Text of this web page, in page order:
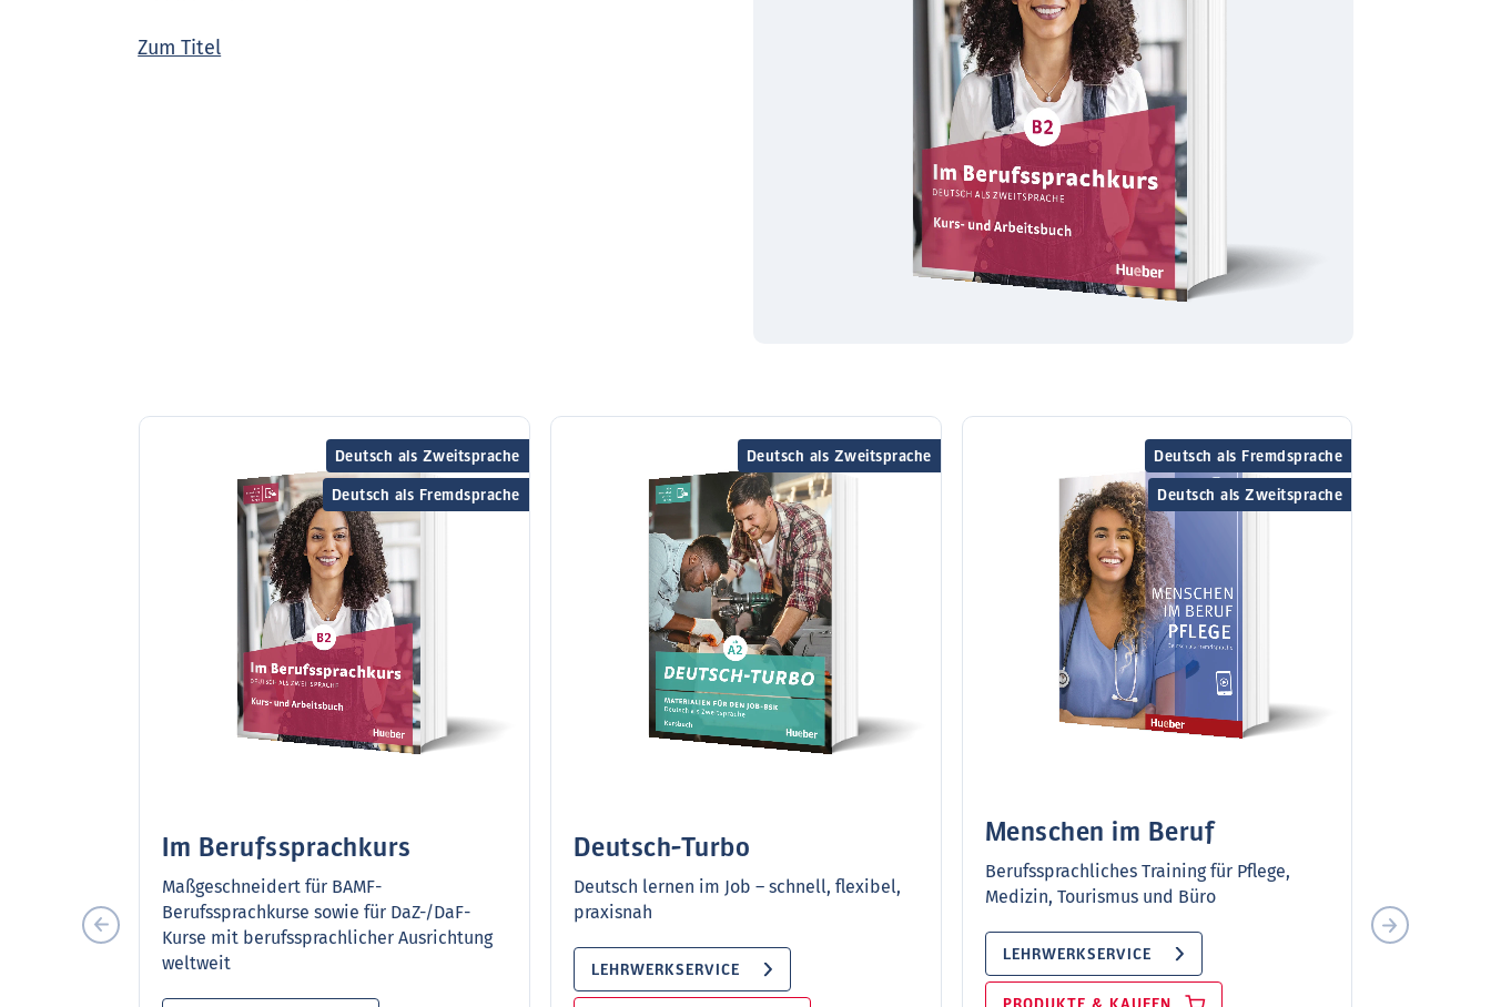
Zum Titel
Deutsch als Zweitsprache
Deutsch als Fremdsprache
Im Berufssprachkurs
Maßgeschneidert für BAMF-
Berufssprachkurse sowie für DaZ-/DaF-
Kurse mit berufssprachlicher Ausrichtung
weltweit
Deutsch als Zweitsprache
Deutsch-Turbo
Deutsch lernen im Job – schnell, flexibel,
praxisnah
LEHRWERKSERVICE
Deutsch als Fremdsprache
Deutsch als Zweitsprache
Menschen im Beruf
Berufssprachliches Training für Pflege,
Medizin, Tourismus und Büro
LEHRWERKSERVICE
Alltag